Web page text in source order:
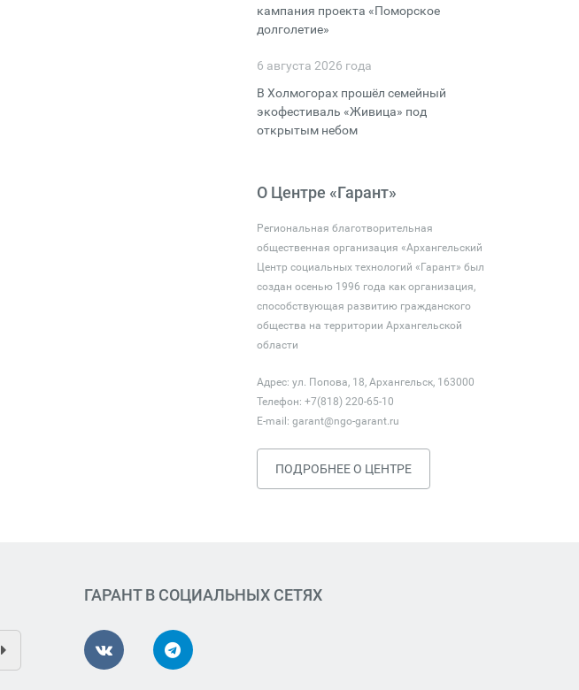
кампания проекта «Поморское
долголетие»
6 августа 2026 года
В Холмогорах прошёл семейный
экофестиваль «Живица» под
открытым небом
О Центре «Гарант»
Региональная благотворительная
общественная организация «Архангельский
Центр социальных технологий «Гарант» был
создан осенью 1996 года как организация,
способствующая развитию гражданского
общества на территории Архангельской
области
Адрес: ул. Попова, 18, Архангельск, 163000
Телефон: +7(818) 220-65-10
E-mail: garant@ngo-garant.ru
ПОДРОБНЕЕ О ЦЕНТРЕ
ГАРАНТ В СОЦИАЛЬНЫХ СЕТЯХ